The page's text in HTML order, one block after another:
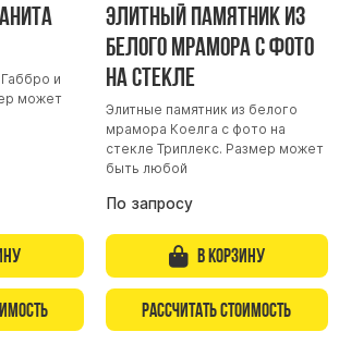
Скорбящие
Цветы
и
может
Элитный памятник из
белого мрамора с фото
на стекле
Элитные памятник из белого
мрамора Коелга с фото на
стекле Триплекс. Размер может
быть любой
По запросу
В корзину
Рассчитать стоимость